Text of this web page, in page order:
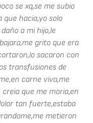
se xq,se me subio
que hacia,yo solo
a mi hijo,le
grito que era
sacaron con
transfusiones de
carne viva,me
que me moria,en
tan fuerte,estaba
metieron